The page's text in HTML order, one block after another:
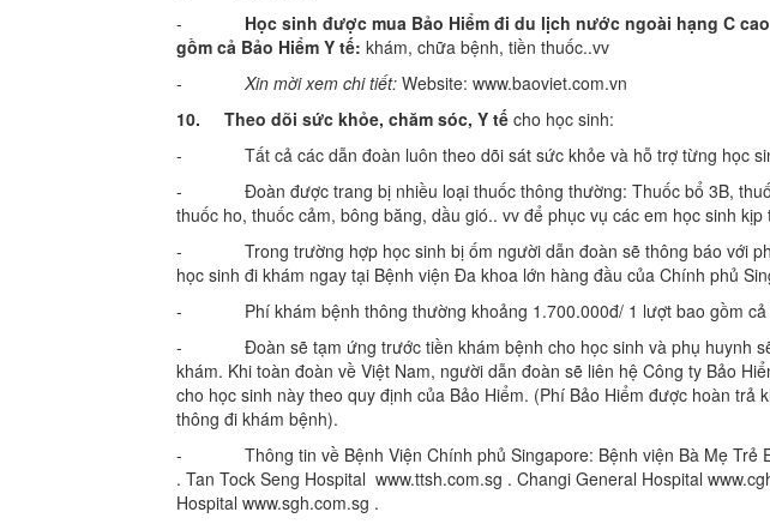
- Học sinh được mua Bảo Hiểm đi du lịch nước ngoài hạng C
gồm cả Bảo Hiểm Y tế: khám, chữa bệnh, tiền thuốc..vv
- Xin mời xem chi tiết: Website: www.baoviet.com.vn
10. Theo dõi sức khỏe, chăm sóc, Y tế cho học sinh:
- Tất cả các dẫn đoàn luôn theo dõi sát sức khỏe và hỗ trợ từng học
- Đoàn được trang bị nhiều loại thuốc thông thường: Thuốc bổ 3B,
thuốc ho, thuốc cảm, bông băng, dầu gió.. vv để phục vụ các em học sinh kịp
- Trong trường hợp học sinh bị ốm người dẫn đoàn sẽ thông báo với
học sinh đi khám ngay tại Bệnh viện Đa khoa lớn hàng đầu của Chính phủ
- Phí khám bệnh thông thường khoảng 1.700.000đ/ 1 lượt bao gồm cả
- Đoàn sẽ tạm ứng trước tiền khám bệnh cho học sinh và phụ huynh sẽ
khám. Khi toàn đoàn về Việt Nam, người dẫn đoàn sẽ liên hệ Công ty Bảo
cho học sinh này theo quy định của Bảo Hiểm. (Phí Bảo Hiểm được hoàn trả
thông đi khám bệnh).
- Thông tin về Bệnh Viện Chính phủ Singapore: Bệnh viện Bà Mẹ Trẻ
. Tan Tock Seng Hospital www.ttsh.com.sg . Changi General Hospital
Hospital www.sgh.com.sg .